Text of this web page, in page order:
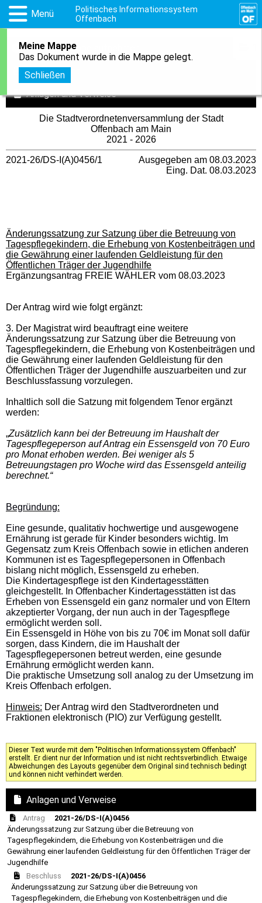
Menü
Politisches Informationssystem
Offenbach
Meine Mappe
Das Dokument wurde in die Mappe gelegt.
Schließen
In meine Mappe aufnehmen
Druckansicht
Anlagen und Verweise
Die Stadtverordnetenversammlung der Stadt
Offenbach am Main
2021 - 2026
2021-26/DS-I(A)0456/1
Ausgegeben am 08.03.2023
Eing. Dat. 08.03.2023
Änderungssatzung zur Satzung über die Betreuung von
Tagespflegekindern, die Erhebung von Kostenbeiträgen und
die Gewährung einer laufenden Geldleistung für den
Öffentlichen Träger der Jugendhilfe
Ergänzungsantrag FREIE WÄHLER vom 08.03.2023
Der Antrag wird wie folgt ergänzt:
3. Der Magistrat wird beauftragt eine weitere
Änderungssatzung zur Satzung über die Betreuung von
Tagespflegekindern, die Erhebung von Kostenbeiträgen und
die Gewährung einer laufenden Geldleistung für den
Öffentlichen Träger der Jugendhilfe auszuarbeiten und zur
Beschlussfassung vorzulegen.
Inhaltlich soll die Satzung mit folgendem Tenor ergänzt
werden:
„Zusätzlich kann bei der Betreuung im Haushalt der
Tagespflegeperson auf Antrag ein Essensgeld von 70 Euro
pro Monat erhoben werden. Bei weniger als 5
Betreuungstagen pro Woche wird das Essensgeld anteilig
berechnet.“
Begründung:
Eine gesunde, qualitativ hochwertige und ausgewogene
Ernährung ist gerade für Kinder besonders wichtig. Im
Gegensatz zum Kreis Offenbach sowie in etlichen anderen
Kommunen ist es Tagespflegepersonen in Offenbach
bislang nicht möglich, Essensgeld zu erheben.
Die Kindertagespflege ist den Kindertagesstätten
gleichgestellt. In Offenbacher Kindertagesstätten ist das
Erheben von Essensgeld ein ganz normaler und von Eltern
akzeptierter Vorgang, der nun auch in der Tagespflege
ermöglicht werden soll.
Ein Essensgeld in Höhe von bis zu 70€ im Monat soll dafür
sorgen, dass Kindern, die im Haushalt der
Tagespflegepersonen betreut werden, eine gesunde
Ernährung ermöglicht werden kann.
Die praktische Umsetzung soll analog zu der Umsetzung im
Kreis Offenbach erfolgen.
Hinweis: Der Antrag wird den Stadtverordneten und
Fraktionen elektronisch (PIO) zur Verfügung gestellt.
Dieser Text wurde mit dem "Politischen Informationssystem Offenbach"
erstellt. Er dient nur der Information und ist nicht rechtsverbindlich. Etwaige
Abweichungen des Layouts gegenüber dem Original sind technisch bedingt
und können nicht verhindert werden.
Anlagen und Verweise
Antrag
2021-26/DS-I(A)0456
Änderungssatzung zur Satzung über die Betreuung von
Tagespflegekindern, die Erhebung von Kostenbeiträgen und die
Gewährung einer laufenden Geldleistung für den Öffentlichen Träger der
Jugendhilfe
Beschluss
2021-26/DS-I(A)0456
Änderungssatzung zur Satzung über die Betreuung von
Tagespflegekindern, die Erhebung von Kostenbeiträgen und die